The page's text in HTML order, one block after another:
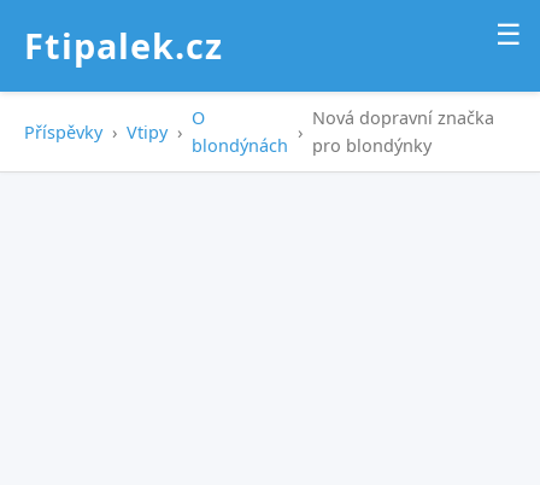
Ftipalek.cz ☰
Příspěvky › Vtipy ›
O
blondýnách
›
Nová dopravní značka
pro blondýnky